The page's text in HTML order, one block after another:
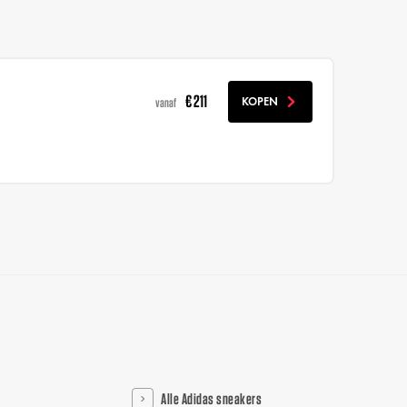
vanaf € 211 KOPEN
Alle Adidas sneakers